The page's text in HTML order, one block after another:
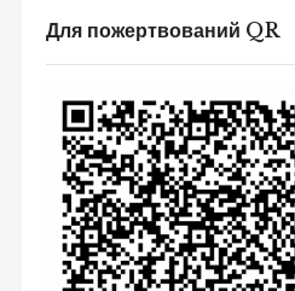
Для пожертвований QR